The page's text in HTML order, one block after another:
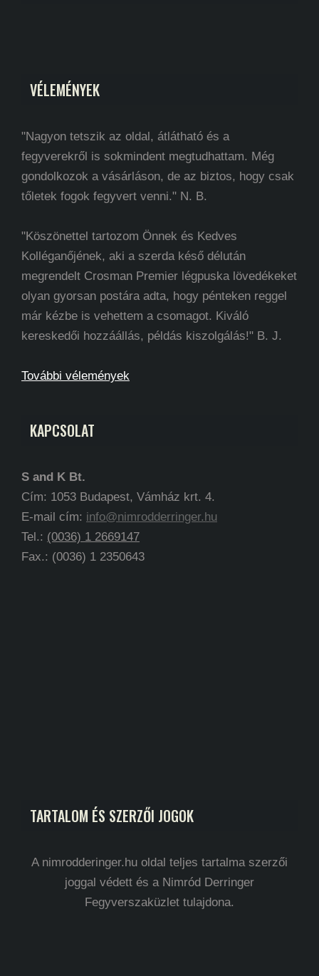
VÉLEMÉNYEK
"Nagyon tetszik az oldal, átlátható és a
fegyverekről is sokmindent megtudhattam. Még
gondolkozok a vásárláson, de az biztos, hogy csak
tőletek fogok fegyvert venni." N. B.
"Köszönettel tartozom Önnek és Kedves
Kolléganőjének, aki a szerda késő délután
megrendelt Crosman Premier légpuska lövedékeket
olyan gyorsan postára adta, hogy pénteken reggel
már kézbe is vehettem a csomagot. Kiváló
kereskedői hozzáállás, példás kiszolgálás!" B. J.
További vélemények
KAPCSOLAT
S and K Bt.
Cím: 1053 Budapest, Vámház krt. 4.
E-mail cím: info@nimrodderringer.hu
Tel.: (0036) 1 2669147
Fax.: (0036) 1 2350643
TARTALOM ÉS SZERZŐI JOGOK
A nimrodderinger.hu oldal teljes tartalma szerzői
joggal védett és a Nimród Derringer
Fegyverszaküzlet tulajdona.